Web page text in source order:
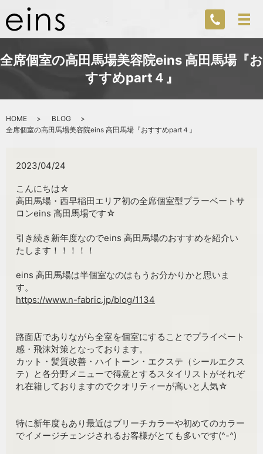
全席個室の高田馬場美容院eins 高田馬場『お
すすめpart４』
HOME
BLOG
全席個室の高田馬場美容院eins 高田馬場『おすすめpart４』
2023/04/24
こんにちは☆
高田馬場・西早稲田エリア初の全席個室型プラーベートサ
ロンeins 高田馬場です☆
引き続き新年度なのでeins 高田馬場のおすすめを紹介い
たします！！！！！
eins 高田馬場は半個室なのはもうお分かりかと思いま
す。
https://www.n-fabric.jp/blog/1134
路面店でありながら全室を個室にすることでプライベート
感・飛沫対策となっております。
カット・髪質改善・ハイトーン・エクステ（シールエクス
テ）と各分野メニューで得意とするスタイリストがそれぞ
れ在籍しておりますのでクオリティーが高いと人気☆
特に新年度もあり最近はブリーチカラーや初めてのカラー
でイメージチェンジされるお客様がとても多いです(^-^)